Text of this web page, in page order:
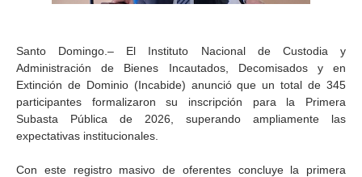
Santo Domingo.– El Instituto Nacional de Custodia y
Administración de Bienes Incautados, Decomisados y en
Extinción de Dominio (Incabide) anunció que un total de 345
participantes formalizaron su inscripción para la Primera
Subasta Pública de 2026, superando ampliamente las
expectativas institucionales.
Con este registro masivo de oferentes concluye la primera